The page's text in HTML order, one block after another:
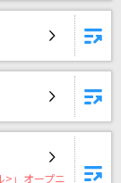
>」オープニ